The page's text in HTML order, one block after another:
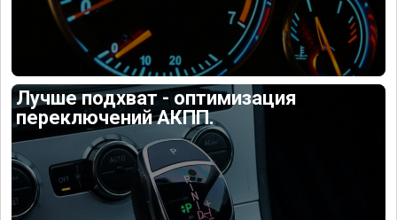
Лучше подхват - оптимизация
переключений АКПП.